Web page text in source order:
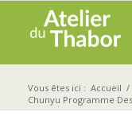
Vous êtes ici : Accueil /
Chunyu Programme